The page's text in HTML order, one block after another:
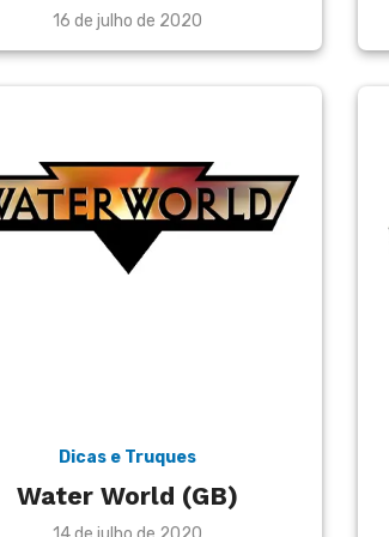
Posted
16 de julho de 2020
Dicas e Truques
Water World (GB)
Posted